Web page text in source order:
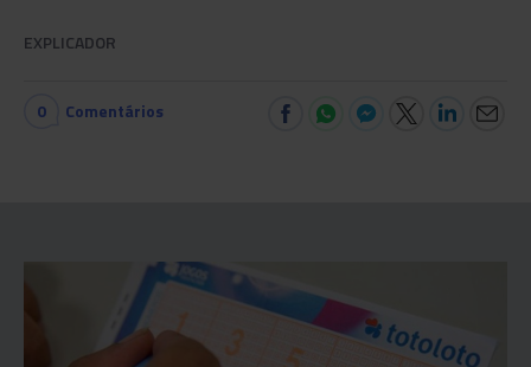
EXPLICADOR
0 Comentários